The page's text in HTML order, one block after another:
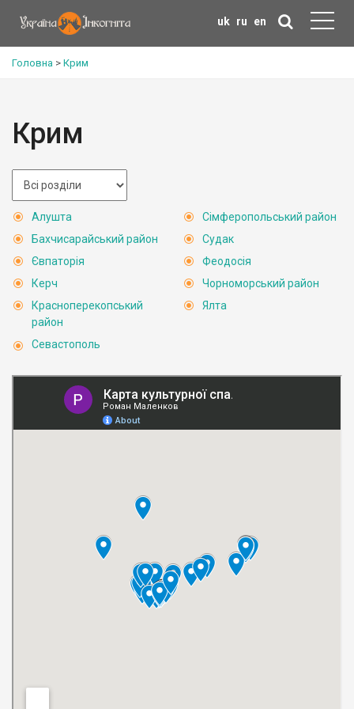
uk ru en
Головна > Крим
Крим
Алушта
Бахчисарайський район
Євпаторія
Керч
Красноперекопський
район
Севастополь
Сімферопольський район
Судак
Феодосія
Чорноморський район
Ялта